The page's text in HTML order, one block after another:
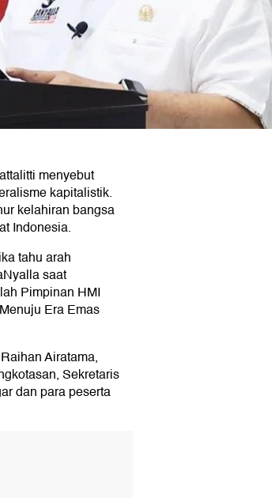
menyebut
kapitalistik.
kelahiran bangsa
Indonesia.
tahu arah
saat
Pimpinan HMI
Era Emas
Airatama,
Sekretaris
dan para peserta